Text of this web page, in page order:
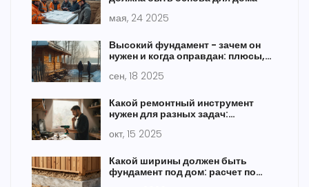
мая, 24 2025
Высокий фундамент - зачем он
нужен и когда оправдан: плюсы,
сен, 18 2025
Какой ремонтный инструмент
нужен для разных задач:
окт, 15 2025
Какой ширины должен быть
фундамент под дом: расчет по